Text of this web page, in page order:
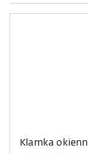
Klamka